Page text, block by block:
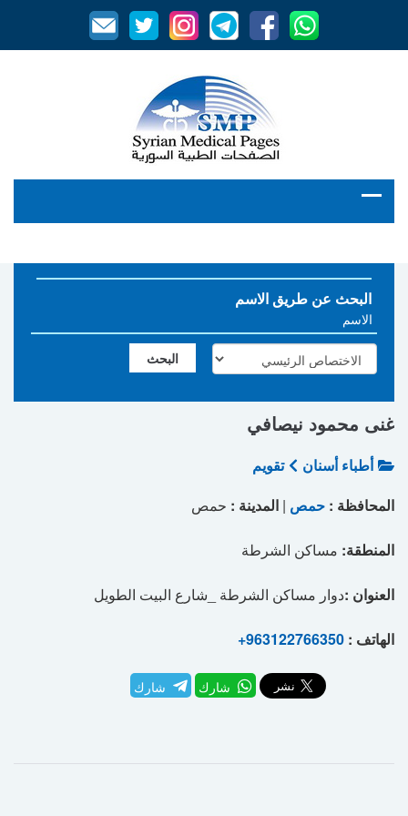
البحث عن طريق الاسم
غنى محمود نيصافي
أطباء أسنان
تقويم
المحافظة : حمص | المدينة : حمص
المنطقة: مساكن الشرطة
العنوان :دوار مساكن الشرطة _شارع البيت الطويل
الهاتف : +963122766350
شارك شارك